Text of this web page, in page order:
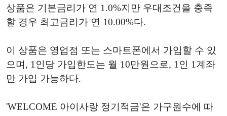
상품은 기본금리가 연 1.0%지만 우대조건을 충족
할 경우 최고금리가 연 10.00%다.
이 상품은 영업점 또는 스마트폰에서 가입할 수 있
으며, 1인당 가입한도는 월 10만원으로, 1인 1계좌
만 가입 가능하다.
'WELCOME 아이사랑 정기적금'은 가구원수에 따